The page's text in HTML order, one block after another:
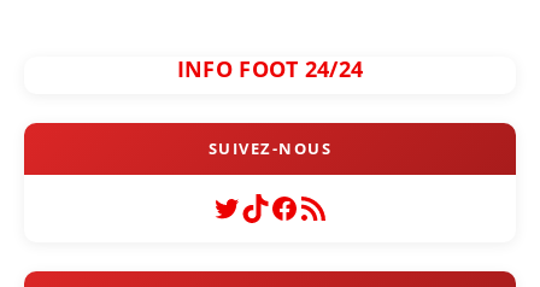
INFO FOOT 24/24
Twitter
TikTok
Facebook
Flux RSS